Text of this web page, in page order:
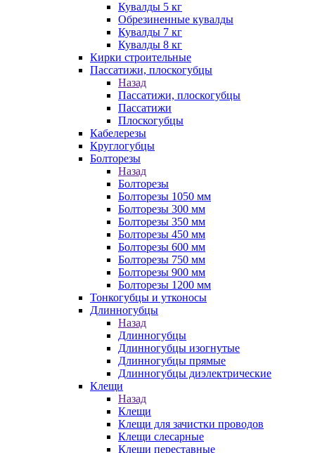
Кувалды 5 кг
Обрезиненные кувалды
Кувалды 7 кг
Кувалды 8 кг
Кирки строительные
Пассатижи, плоскогубцы
Назад
Пассатижи, плоскогубцы
Пассатижи
Плоскогубцы
Кабелерезы
Круглогубцы
Болторезы
Назад
Болторезы
Болторезы 1050 мм
Болторезы 300 мм
Болторезы 350 мм
Болторезы 450 мм
Болторезы 600 мм
Болторезы 750 мм
Болторезы 900 мм
Болторезы 1200 мм
Тонкогубцы и утконосы
Длинногубцы
Назад
Длинногубцы
Длинногубцы изогнутые
Длинногубцы прямые
Длинногубцы диэлектрические
Клещи
Назад
Клещи
Клещи для зачистки проводов
Клещи слесарные
Клещи переставные